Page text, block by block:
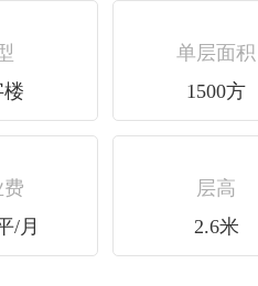
单层面积
1500方
/月
层高
2.6米